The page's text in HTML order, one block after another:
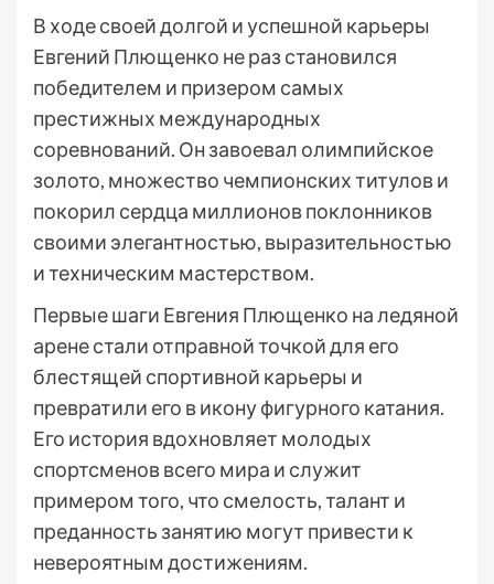
В ходе своей долгой и успешной карьеры
Евгений Плющенко не раз становился
победителем и призером самых
престижных международных
соревнований. Он завоевал олимпийское
золото, множество чемпионских титулов и
покорил сердца миллионов поклонников
своими элегантностью, выразительностью
и техническим мастерством.
Первые шаги Евгения Плющенко на ледяной
арене стали отправной точкой для его
блестящей спортивной карьеры и
превратили его в икону фигурного катания.
Его история вдохновляет молодых
спортсменов всего мира и служит
примером того, что смелость, талант и
преданность занятию могут привести к
невероятным достижениям.